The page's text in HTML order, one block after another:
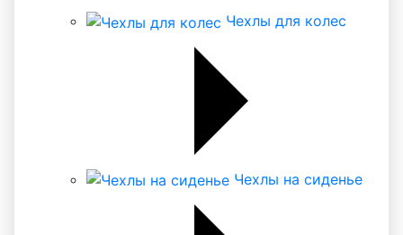
Чехлы для колес
Чехлы на сиденье